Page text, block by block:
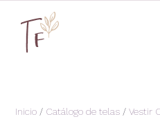
Inicio/ Catálogo de telas/ Vestir